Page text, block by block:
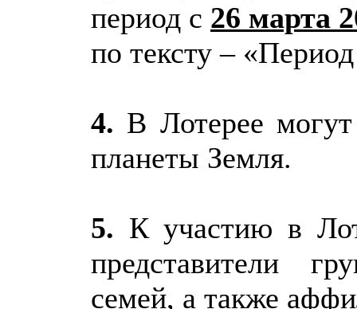
период с 26 марта
по тексту –
4. В Лотерее
планеты Земля.
5. К участию в
представители
семей, а также